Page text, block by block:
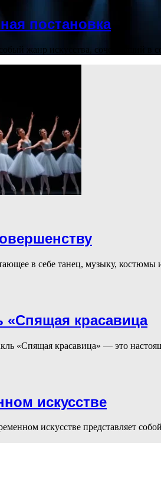
постановка
жанр искусства, сочетающий в
в себе танец, музыку,
«Спящая красавица
«Спящая красавица» — это
искусстве
искусстве представляет